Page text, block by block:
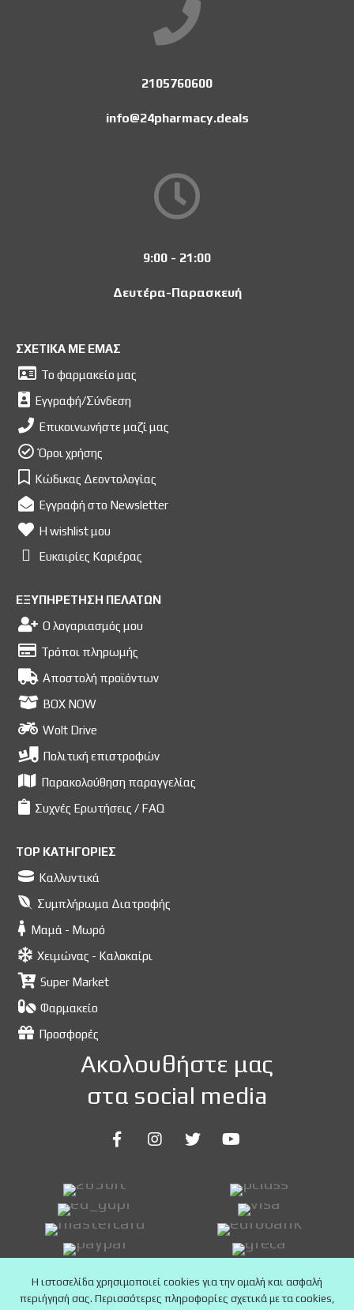
Η ιστοσελίδα χρησιμοποιεί cookies για την ομαλή και ασφαλή
περιήγησή σας. Περισσότερες πληροφορίες σχετικά με τα cookies,
2105760600
info@24pharmacy.deals
9:00 - 21:00
Δευτέρα-Παρασκευή
ΣΧΕΤΙΚΑ ΜΕ ΕΜΑΣ
Το φαρμακείο μας
Εγγραφή/Σύνδεση
Επικοινωνήστε μαζί μας
Όροι χρήσης
Κώδικας Δεοντολογίας
Εγγραφή στο Newsletter
Η wishlist μου
Ευκαιρίες Kαριέρας
ΕΞΥΠΗΡΕΤΗΣΗ ΠΕΛΑΤΩΝ
Ο λογαριασμός μου
Τρόποι πληρωμής
Αποστολή προϊόντων
BOX NOW
Wolt Drive
Πολιτική επιστροφών
Παρακολούθηση παραγγελίας
Συχνές Ερωτήσεις / FAQ
TOP ΚΑΤΗΓΟΡΙΕΣ
Καλλυντικά
Συμπλήρωμα Διατροφής
Μαμά - Μωρό
Χειμώνας - Καλοκαίρι
Super Market
Φαρμακείο
Προσφορές
Ακολουθήστε μας
στα social media